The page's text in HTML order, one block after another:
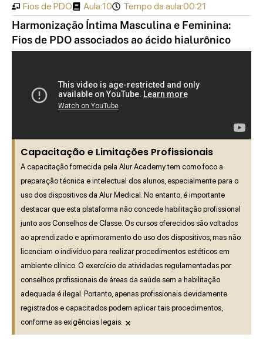
Fios de PDO Aula:10 Tempo da aula:00:21
Harmonização Íntima Masculina e Feminina:
Fios de PDO associados ao ácido hialurônico
Capacitação e Limitações Profissionais
A capacitação fornecida pela Alur Academy tem como foco a
preparação técnica e intelectual dos alunos, especialmente para o
uso dos dispositivos da Alur Medical. No entanto, é importante
destacar que esta plataforma não concede habilitação profissional
junto aos Conselhos de Classe. Os cursos oferecidos são voltados
ao aprendizado e aprimoramento do uso dos dispositivos, mas não
licenciam o indivíduo para realizar procedimentos estéticos em
ambiente clínico. O exercício de atividades regulamentadas por
conselhos profissionais de áreas da saúde sem a habilitação
adequada é ilegal. Portanto, apenas profissionais devidamente
registrados e capacitados podem aplicar tais procedimentos,
conforme as exigências legais. ×